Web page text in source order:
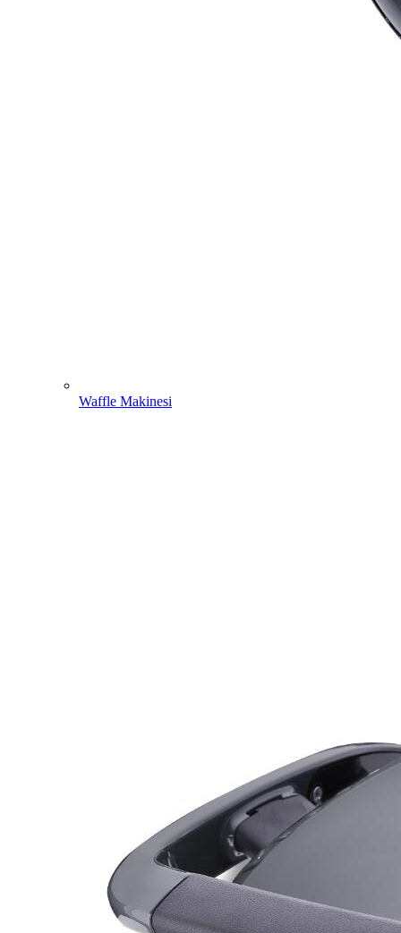
Waffle Makinesi